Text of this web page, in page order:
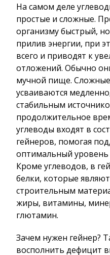
На самом деле
простые и сложные.
организму быстрый,
прилив энергии, при
всего и приводят к
отложений. Обычно
мучной пище.
усваиваются
стабильным
продолжительное
углеводы входят в
гейнеров, помогая
оптимальный
Кроме углеводов, в
белки, которые
строительным
жиры, витамины,
глютамин.
Зачем нужен гейнер?
восполнить дефицит